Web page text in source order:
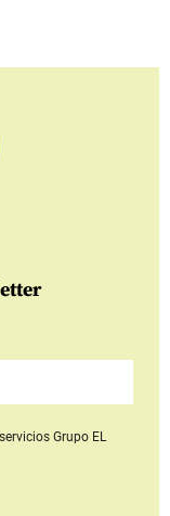
Grupo EL